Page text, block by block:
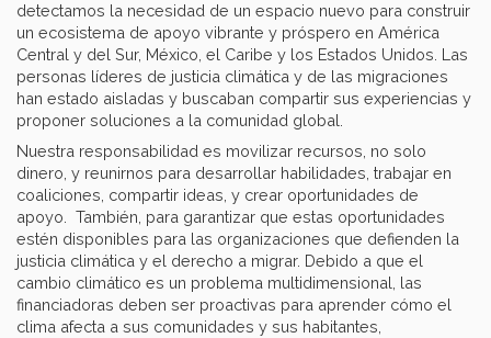
detectamos la necesidad de un espacio nuevo para construir
un ecosistema de apoyo vibrante y próspero en América
Central y del Sur, México, el Caribe y los Estados Unidos. Las
personas líderes de justicia climática y de las migraciones
han estado aisladas y buscaban compartir sus experiencias y
proponer soluciones a la comunidad global.
Nuestra responsabilidad es movilizar recursos, no solo
dinero, y reunirnos para desarrollar habilidades, trabajar en
coaliciones, compartir ideas, y crear oportunidades de
apoyo. También, para garantizar que estas oportunidades
estén disponibles para las organizaciones que defienden la
justicia climática y el derecho a migrar. Debido a que el
cambio climático es un problema multidimensional, las
financiadoras deben ser proactivas para aprender cómo el
clima afecta a sus comunidades y sus habitantes,